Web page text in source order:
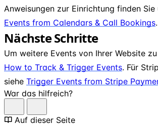
Anweisungen zur Einrichtung finden Sie
Events from Calendars & Call Bookings.
Nächste Schritte
Um weitere Events von Ihrer Website
How to Track & Trigger Events. Für
siehe Trigger Events from Stripe
War das hilfreich?
Auf dieser Seite